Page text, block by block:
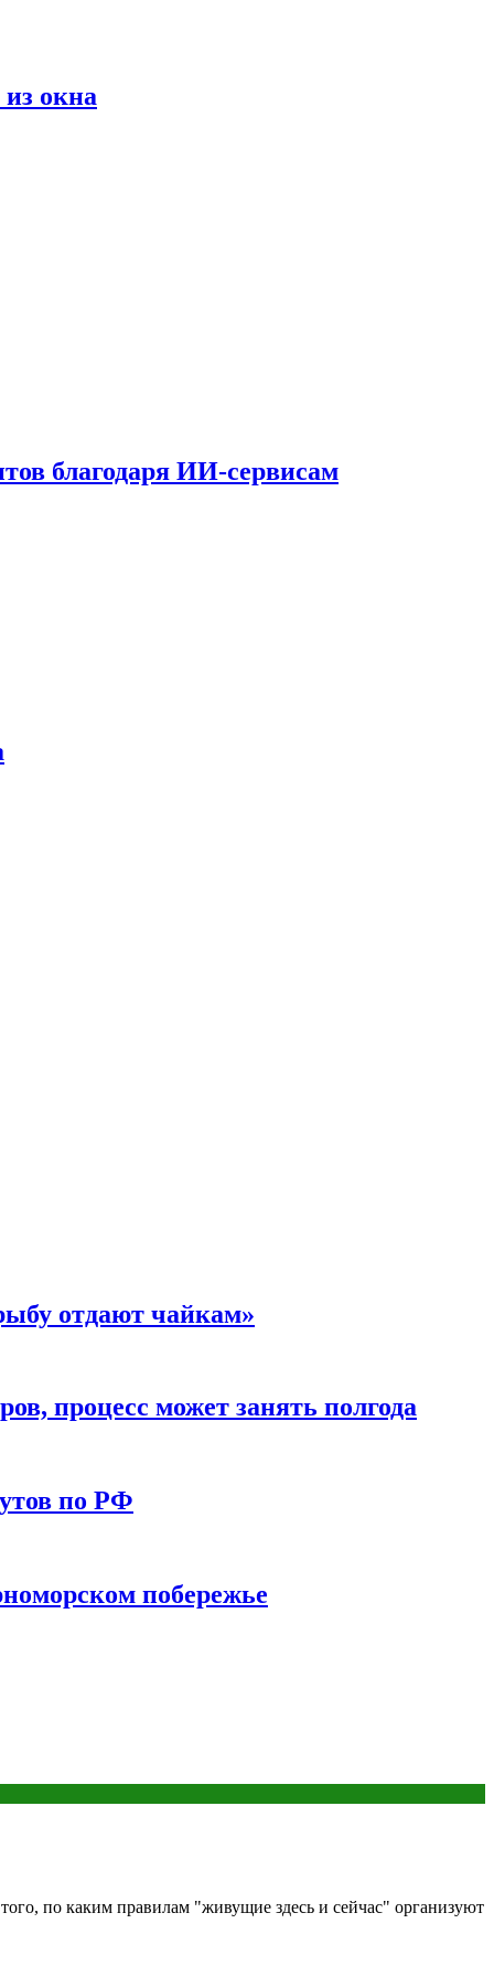
окна
благодаря ИИ-сервисам
отдают чайкам»
процесс может занять полгода
по РФ
побережье
по каким правилам "живущие здесь и сейчас" организуют